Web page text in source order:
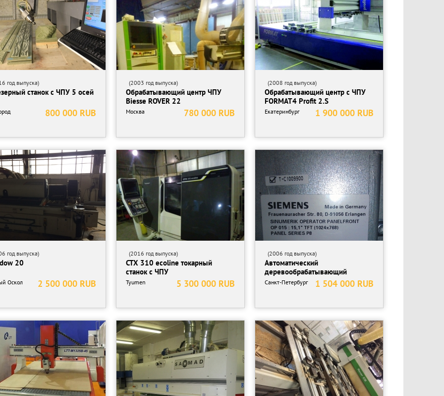
год выпуска)
станок с ЧПУ 5 осей
800 000 RUB
(2003 год выпуска)
Обрабатывающий центр ЧПУ
Biesse ROVER 22
780 000 RUB
Москва
(2008 год выпуска)
Обрабатывающий центр c ЧПУ
FORMAT4 Profit 2.S
1 900 000 RUB
Екатеринбург
год выпуска)
20
2 500 000 RUB
Оскол
(2016 год выпуска)
CTX 310 ecoline токарный
станок с ЧПУ
5 300 000 RUB
Tyumen
(2006 год выпуска)
Автоматический
деревообрабатывающий
фрезерный...
1 504 000 RUB
Санкт-Петербург